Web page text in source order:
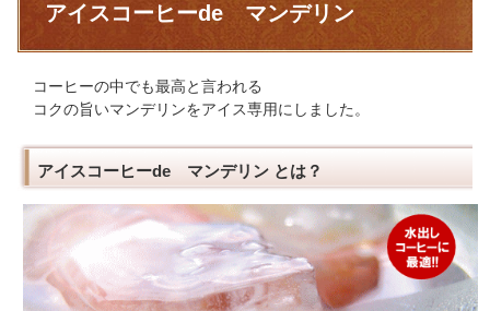
アイスコーヒーde マンデリン
コーヒーの中でも最高と言われる
コクの旨いマンデリンをアイス専用にしました。
アイスコーヒーde マンデリン とは？